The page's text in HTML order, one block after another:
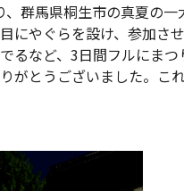
群馬県桐生市の真夏の
にやぐらを設け、参加さ
など、3日間フルにまつ
がとうございました。こ